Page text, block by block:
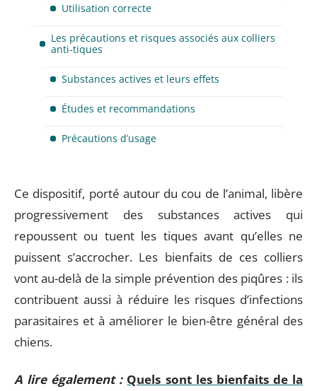
Utilisation correcte
Les précautions et risques associés aux colliers
anti-tiques
Substances actives et leurs effets
Études et recommandations
Précautions d’usage
Ce dispositif, porté autour du cou de l’animal, libère
progressivement des substances actives qui
repoussent ou tuent les tiques avant qu’elles ne
puissent s’accrocher. Les bienfaits de ces colliers
vont au-delà de la simple prévention des piqûres : ils
contribuent aussi à réduire les risques d’infections
parasitaires et à améliorer le bien-être général des
chiens.
A lire également : Quels sont les bienfaits de la